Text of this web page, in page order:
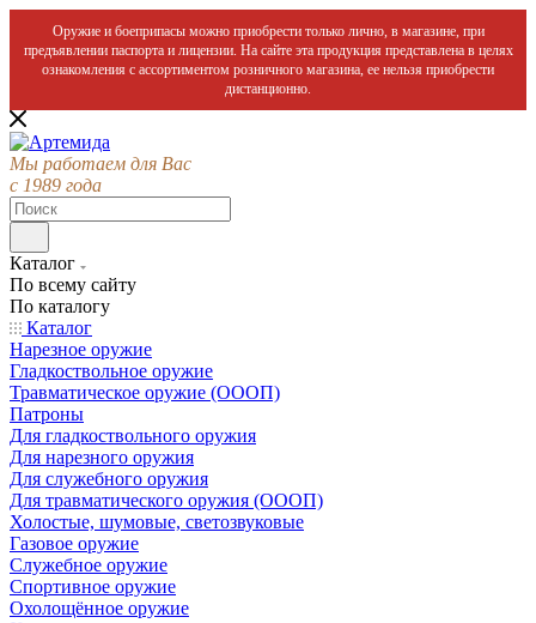
Оружие и боеприпасы можно приобрести только лично, в магазине, при
предъявлении паспорта и лицензии. На сайте эта продукция представлена в целях
ознакомления с ассортиментом розничного магазина, ее нельзя приобрести
дистанционно.
Мы работаем для Вас
с 1989 года
Каталог
По всему сайту
По каталогу
Каталог
Нарезное оружие
Гладкоствольное оружие
Травматическое оружие (ОООП)
Патроны
Для гладкоствольного оружия
Для нарезного оружия
Для служебного оружия
Для травматического оружия (ОООП)
Холостые, шумовые, светозвуковые
Газовое оружие
Служебное оружие
Спортивное оружие
Охолощённое оружие